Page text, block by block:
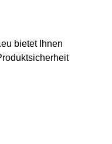
bietet Ihnen